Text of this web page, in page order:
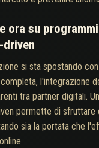
ora su
driven
si sta spostando
l'integrazione
tra partner digitali.
permette di sfruttare
sia la portata che